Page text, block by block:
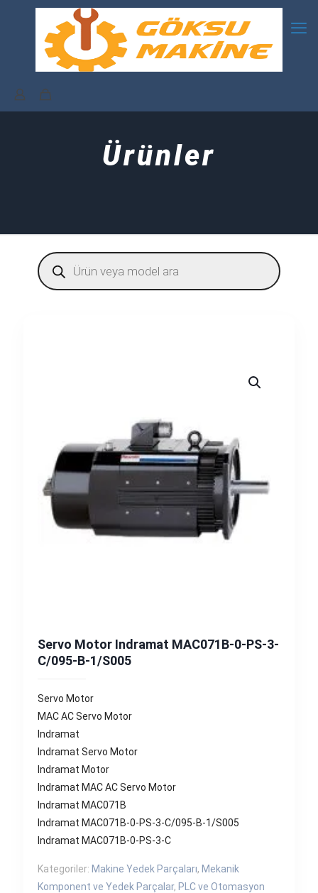
Ürünler
Products
search
Servo Motor Indramat MAC071B-0-PS-3-
C/095-B-1/S005
Servo Motor
MAC AC Servo Motor
Indramat
Indramat Servo Motor
Indramat Motor
Indramat MAC AC Servo Motor
Indramat MAC071B
Indramat MAC071B-0-PS-3-C/095-B-1/S005
Indramat MAC071B-0-PS-3-C
Kategoriler: Makine Yedek Parçaları, Mekanik
Komponent ve Yedek Parçalar, PLC ve Otomasyon